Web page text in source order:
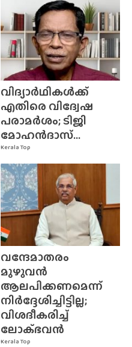
Kerala Top
വിദ്യാർഥികൾക്ക്
എതിരെ വിദ്വേഷ
പരാമർശം; ടിജി
മോഹൻദാസ്...
Kerala Top
വന്ദേമാതരം
മുഴുവൻ
ആലപിക്കണമെന്ന്
നിർദ്ദേശിച്ചിട്ടില്ല;
വിശദീകരിച്ച്
ലോക്‌ഭവൻ